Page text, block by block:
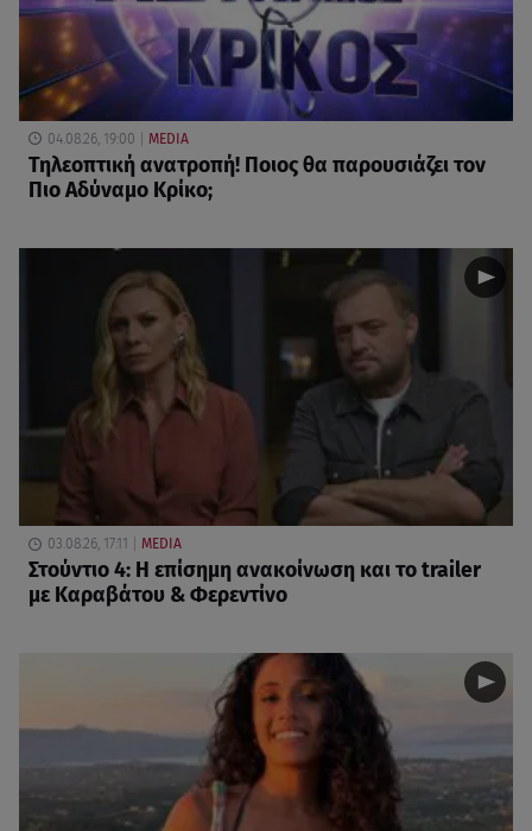
04.08.26, 19:00 MEDIA
Τηλεοπτική ανατροπή! Ποιος θα παρουσιάζει τον
Πιο Αδύναμο Κρίκο;
03.08.26, 17:11 MEDIA
Στούντιο 4: Η επίσημη ανακοίνωση και το trailer
με Καραβάτου & Φερεντίνο